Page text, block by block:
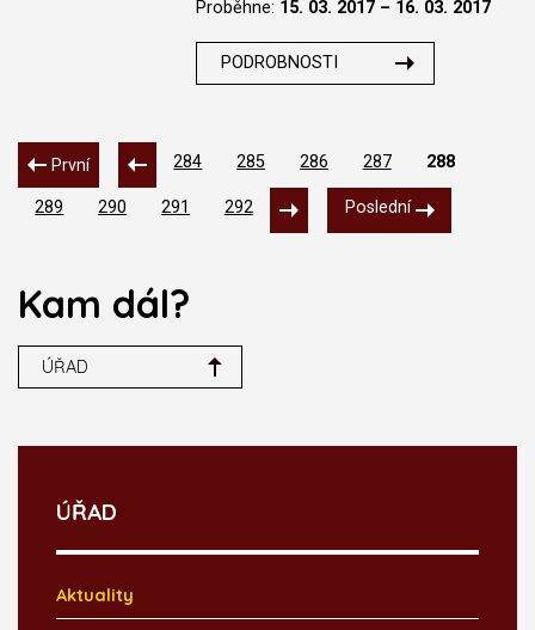
Proběhne: 15. 03. 2017 – 16. 03. 2017
PODROBNOSTI
První 284 285 286 287 288
289 290 291 292 Poslední
Kam dál?
ÚŘAD
ÚŘAD
Aktuality